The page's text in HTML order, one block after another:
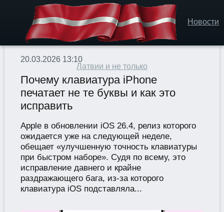
Новости
Латвии и не только
20.03.2026 13:10
Почему клавиатура iPhone
печатает не те буквы и как это
исправить
Apple в обновлении iOS 26.4, релиз которого
ожидается уже на следующей неделе,
обещает «улучшенную точность клавиатуры
при быстром наборе». Судя по всему, это
исправление давнего и крайне
раздражающего бага, из-за которого
клавиатура iOS подставляла...